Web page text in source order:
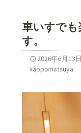
車いすでも
す。
2026年6月13日
kappomatsuya